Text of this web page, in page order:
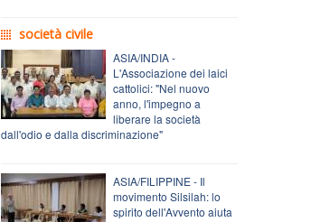
società civile
ASIA/INDIA -
L'Associazione dei laici
cattolici: "Nel nuovo
anno, l'impegno a
liberare la società
dall'odio e dalla discriminazione"
ASIA/FILIPPINE - Il
movimento Silsilah: lo
spirito dell'Avvento aiuta